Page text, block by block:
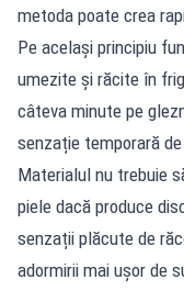
metoda poate crea
Pe același principiu
umezite și răcite în
câteva minute pe
senzație temporară
Materialul nu trebuie
piele dacă produce
senzații plăcute de
adormirii mai ușor de